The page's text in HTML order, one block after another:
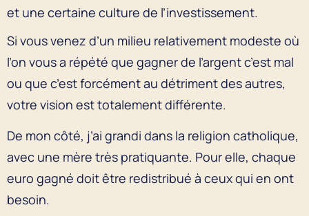
et une certaine culture de l’investissement.
Si vous venez d’un milieu relativement modeste où
l’on vous a répété que gagner de l’argent c’est mal
ou que c’est forcément au détriment des autres,
votre vision est totalement différente.
De mon côté, j’ai grandi dans la religion catholique,
avec une mère très pratiquante. Pour elle, chaque
euro gagné doit être redistribué à ceux qui en ont
besoin.